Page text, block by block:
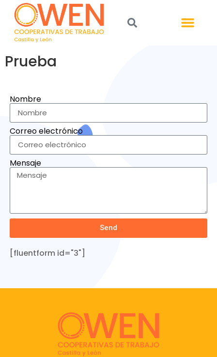
Prueba
Nombre
Correo electrónico
Mensaje
Send
[fluentform id="3"]